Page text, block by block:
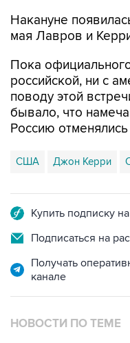
Накануне
мая Лавров и
Пока
российской, ни с
поводу этой
бывало, что
Россию
США Джон Керри
Купить подписку
Подписаться на
Получать
канале
НОВОСТИ ПО ТЕМЕ